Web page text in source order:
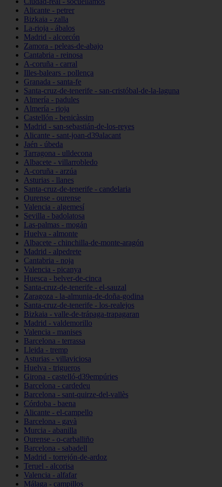
Alicante - petrer
Bizkaia - zalla
La-rioja - ábalos
Madrid - alcorcón
Zamora - peleas-de-abajo
Cantabria - reinosa
A-coruña - carral
Illes-balears - pollença
Granada - santa-fe
Santa-cruz-de-tenerife - san-cristóbal-de-la-laguna
Almería - padules
Almería - rioja
Castellón - benicàssim
Madrid - san-sebastián-de-los-reyes
Alicante - sant-joan-d39alacant
Jaén - úbeda
Tarragona - ulldecona
Albacete - villarrobledo
A-coruña - arzúa
Asturias - llanes
Santa-cruz-de-tenerife - candelaria
Ourense - ourense
Valencia - algemesí
Sevilla - badolatosa
Las-palmas - mogán
Huelva - almonte
Albacete - chinchilla-de-monte-aragón
Madrid - alpedrete
Cantabria - noja
Valencia - picanya
Huesca - belver-de-cinca
Santa-cruz-de-tenerife - el-sauzal
Zaragoza - la-almunia-de-doña-godina
Santa-cruz-de-tenerife - los-realejos
Bizkaia - valle-de-trápaga-trapagaran
Madrid - valdemorillo
Valencia - manises
Barcelona - terrassa
Lleida - tremp
Asturias - villaviciosa
Huelva - trigueros
Girona - castelló-d39empúries
Barcelona - cardedeu
Barcelona - sant-quirze-del-vallès
Córdoba - baena
Alicante - el-campello
Barcelona - gavà
Murcia - abanilla
Ourense - o-carballiño
Barcelona - sabadell
Madrid - torrejón-de-ardoz
Teruel - alcorisa
Valencia - alfafar
Málaga - campillos